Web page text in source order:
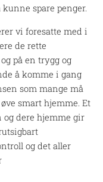
spare penger.
vi foresatte med i
de rette
på en trygg og
å komme i gang
som mange må
smart hjemme. Et
dere hjemme gir
og det aller